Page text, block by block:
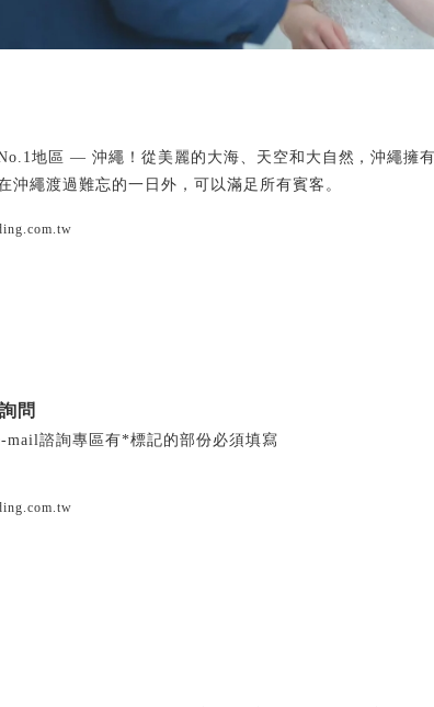
地區 — 沖繩！從美麗的大海、天空和大自然，沖繩擁
沖繩渡過難忘的一日外，可以滿足所有賓客。
問
mail諮詢專區有*標記的部份必須填寫